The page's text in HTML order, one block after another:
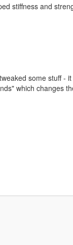
stiffness and
some stuff -
which changes